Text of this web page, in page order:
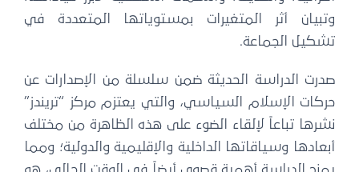
وتبيان أثر المتغيرات بمستوياتها المتعددة في
تشكيل الجماعة.
صدرت الدراسة الحديثة ضمن سلسلة من الإصدارات عن
حركات الإسلام السياسي، والتي يعتزم مركز “تريندز”
نشرها تباعاً لإلقاء الضوء على هذه الظاهرة من مختلف
أبعادها وسياقاتها الداخلية والإقليمية والدولية؛ ومما